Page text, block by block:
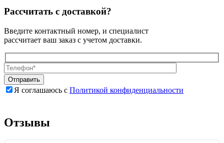
Рассчитать с доставкой?
Введите контактный номер, и специалист
рассчитает ваш заказ с учетом доставки.
Я соглашаюсь с Политикой конфиденциальности
поле
пустым.
поле
пустым.
Отзывы